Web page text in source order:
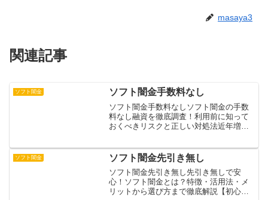
masaya3
関連記事
ソフト闇金 ソフト闇金手数料なし
ソフト闇金手数料なしソフト闇金の手数
料なし融資を徹底調査！利用前に知って
おくべきリスクと正しい対処法近年増加
い手数料が発生し、返済額が予想以上に
膨らむケースが多発してい...
ソフト闇金 ソフト闇金先引き無し
ソフト闇金先引き無し先引き無しで安
心！ソフト闇金とは？特徴・活用法・メ
リットから選び方まで徹底解説【初心者